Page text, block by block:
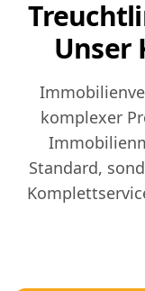
Unser
komplexer
Standard,